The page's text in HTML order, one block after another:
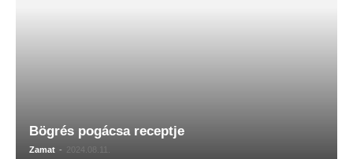
Bögrés pogácsa receptje
Zamat - 2024.08.11.